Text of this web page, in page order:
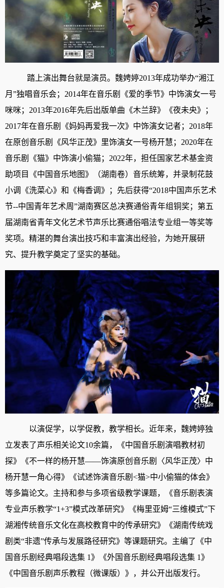
踏上演出舞台就是演员。魏娉婷2013年成功举办“湘江
月”独唱音乐会；2014年在音乐剧《爱的季节》中饰演女一号
咪咪；2013年2016年先后出版单曲《木兰辞》《夜未央》；
2017年在音乐剧《妈妈再爱我一次》中饰演女记者；2018年
在原创音乐剧《风华正茂》里饰演女一号杨开慧；2020年在
音乐剧《猫》中饰演小偷猫；2022年，担任国家艺术基金资
助项目《中国音乐地图》（湖南卷）音乐统筹，并录制花鼓
小调《洗菜心》和《梅香调》；先后获得“2018中国声乐艺术
节--中国青年艺术周”湖南赛区总决赛通俗青年组铜奖；第五
届湖南省青年文化艺术节声乐比赛通俗唱法专业组一等奖等
奖项。精湛的舞台演出技巧和丰富演出经验，为她开展研
究、提升教学奠定了坚实的基础。
以演促学，以学促教，教学相长。近年来，魏娉婷独
立发表了声乐相关论文10余篇，《中国音乐剧演唱教材初
探》《不一样的杨开慧——饰演原创音乐剧〈风华正茂〉中
杨开慧一角心得》《试述饰演音乐剧<猫>中小偷猫的体会》
等多篇论文。主持和参与多项省级教学课题，《音乐剧表演
专业声乐教学“1+3”模式改革研究》《梅里亚姆“三维模式”下
湖湘传统音乐文化在高校教育中的传承研究》《湖南传统戏
剧类“非遗”传承与发展路径研究》等课题研究。主编了《中
国音乐剧经典唱段选集 1》《外国音乐剧经典唱段选集 1》
《中国音乐剧声乐教程（微课版）》，并公开出版发行。